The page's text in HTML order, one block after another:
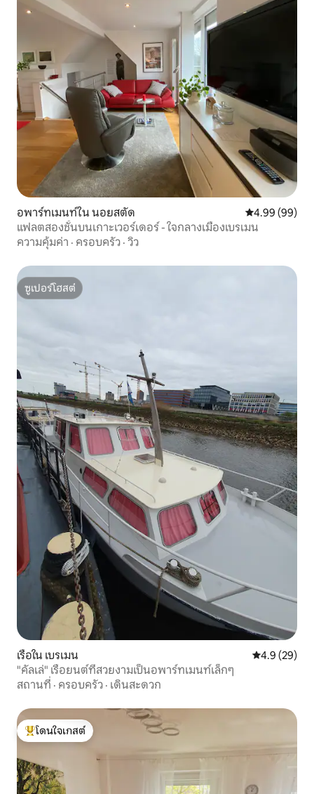
อพาร์ทเมนท์ใน นอยสตัด คะแนนเฉลี่ย
4.99 (99)
แฟลตสองชั้นบนเกาะเวอร์เดอร์ - ใจกลางเมืองเบรเมน
ความคุ้มค่า · ครอบครัว · วิว
ซูเปอร์โฮสต์
ซูเปอร์โฮสต์
เรือใน เบรเมน คะแนนเฉลี่ย
4.9 (29)
"คัลเล่" เรือยนต์ที่สวยงามเป็นอพาร์ทเมนท์เล็กๆ
สถานที่ · ครอบครัว · เดินสะดวก
โดนใจเกสต์ที่สุด
โดนใจเกสต์